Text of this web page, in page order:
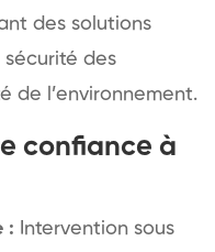
des solutions
des
de l’environnement.
confiance à
: Intervention sous